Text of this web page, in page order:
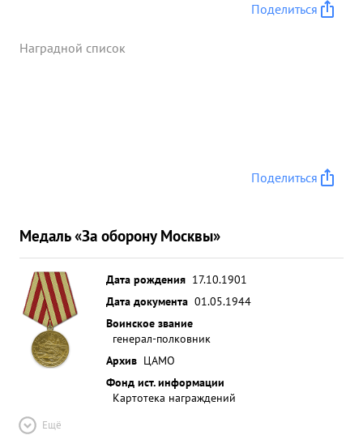
Поделиться
Наградной список
Поделиться
Медаль «За оборону Москвы»
Дата рождения 17.10.1901
Дата документа 01.05.1944
Воинское звание
генерал-полковник
Архив ЦАМО
Фонд ист. информации
Картотека награждений
Ещё